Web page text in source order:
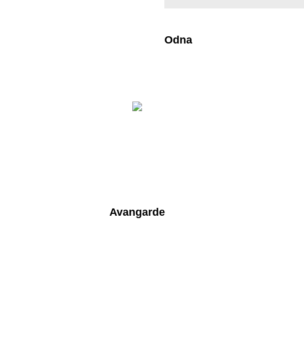
Odna
Avangarde